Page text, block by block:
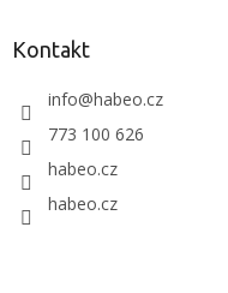
Kontakt
info@habeo.cz
773 100 626
habeo.cz
habeo.cz